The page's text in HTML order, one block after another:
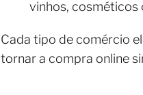
vinhos, cosméticos
Cada tipo de comércio
tornar a compra online